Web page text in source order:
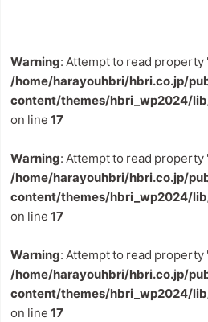
Warning: Attempt to read
/home/harayouhbri/hbri.co.jp/
content/themes/hbri_wp2024/
on line17
Warning: Attempt to read
/home/harayouhbri/hbri.co.jp/
content/themes/hbri_wp2024/
on line17
Warning: Attempt to read
/home/harayouhbri/hbri.co.jp/
content/themes/hbri_wp2024/
on line17